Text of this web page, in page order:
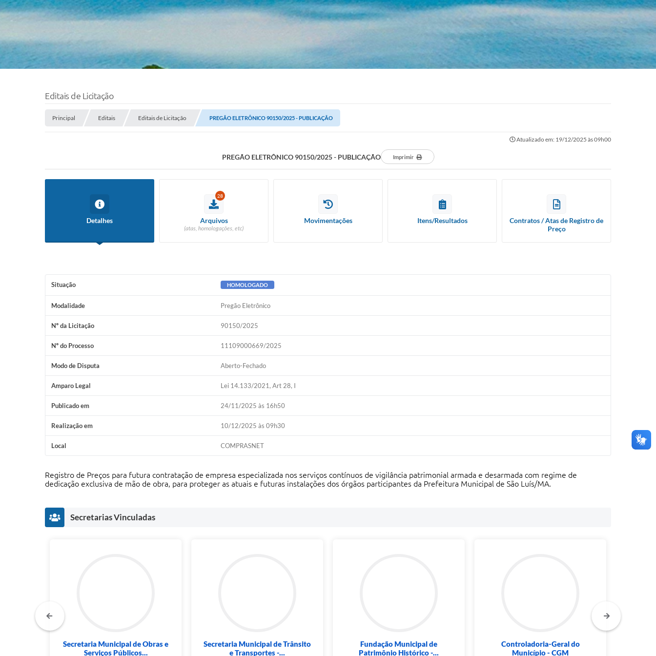
Editais de Licitação
Principal Editais Editais de Licitação PREGÃO ELETRÔNICO 90150/2025 - PUBLICAÇÃO
Atualizado em: 19/12/2025 às 09h00
PREGÃO ELETRÔNICO 90150/2025 - PUBLICAÇÃO Imprimir
Detalhes
28
Arquivos
(atas, homologações, etc)
Movimentações Itens/Resultados
Contratos / Atas de Registro de
Preço
Situação HOMOLOGADO
Modalidade Pregão Eletrônico
Nº da Licitação 90150/2025
Nº do Processo 11109000669/2025
Modo de Disputa Aberto-Fechado
Amparo Legal Lei 14.133/2021, Art 28, I
Publicado em 24/11/2025 às 16h50
Realização em 10/12/2025 às 09h30
Local COMPRASNET
Registro de Preços para futura contratação de empresa especializada nos serviços contínuos de vigilância patrimonial armada e desarmada com regime de
dedicação exclusiva de mão de obra, para proteger as atuais e futuras instalações dos órgãos participantes da Prefeitura Municipal de São Luís/MA.
Secretarias Vinculadas
Secretaria Municipal de Obras e
Serviços Públicos...
Secretaria Municipal de Trânsito
e Transportes -...
Fundação Municipal de
Patrimônio Histórico -...
Controladoria-Geral do
Município - CGM